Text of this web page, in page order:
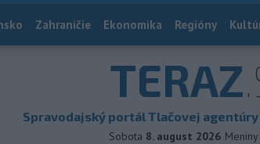
Zahraničie Ekonomika Regióny
TERAZ
Spravodajský portál Tlačovej
Sobota 8. august 2026 Meniny